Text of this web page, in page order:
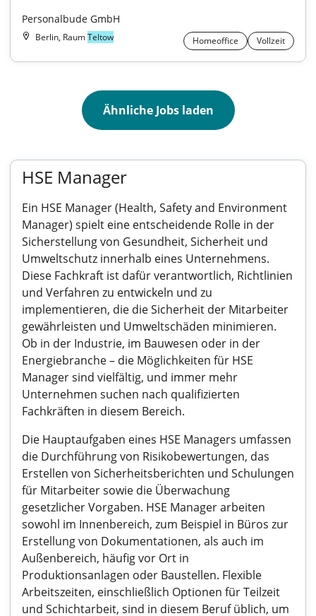
Personalbude GmbH
Berlin, RaumTeltow Homeoffice Vollzeit
Ähnliche Jobs laden
HSE Manager
Ein HSE Manager (Health, Safety and Environment
Manager) spielt eine entscheidende Rolle in der
Sicherstellung von Gesundheit, Sicherheit und
Umweltschutz innerhalb eines Unternehmens.
Diese Fachkraft ist dafür verantwortlich, Richtlinien
und Verfahren zu entwickeln und zu
implementieren, die die Sicherheit der Mitarbeiter
gewährleisten und Umweltschäden minimieren.
Ob in der Industrie, im Bauwesen oder in der
Energiebranche – die Möglichkeiten für HSE
Manager sind vielfältig, und immer mehr
Unternehmen suchen nach qualifizierten
Fachkräften in diesem Bereich.
Die Hauptaufgaben eines HSE Managers umfassen
die Durchführung von Risikobewertungen, das
Erstellen von Sicherheitsberichten und Schulungen
für Mitarbeiter sowie die Überwachung
gesetzlicher Vorgaben. HSE Manager arbeiten
sowohl im Innenbereich, zum Beispiel in Büros zur
Erstellung von Dokumentationen, als auch im
Außenbereich, häufig vor Ort in
Produktionsanlagen oder Baustellen. Flexible
Arbeitszeiten, einschließlich Optionen für Teilzeit
und Schichtarbeit, sind in diesem Beruf üblich, um